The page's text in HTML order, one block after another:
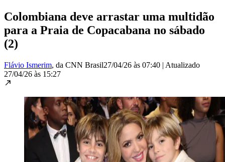
Colombiana deve arrastar uma multidão
para a Praia de Copacabana no sábado
(2)
Flávio Ismerim, da CNN Brasil27/04/26 às 07:40 | Atualizado
27/04/26 às 15:27